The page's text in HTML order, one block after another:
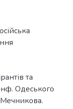
та
Одеського
Мечникова.